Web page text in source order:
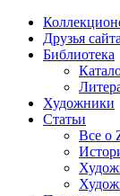
Друзья сайта
Библиотека
Художники
Статьи
Все о